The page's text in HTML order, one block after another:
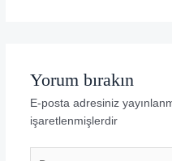
Yorum bırakın
E-posta adresiniz
işaretlenmişlerdir